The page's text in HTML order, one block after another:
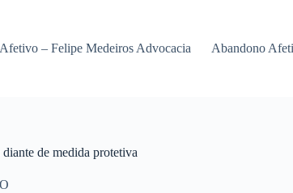
– Felipe Medeiros Advocacia Abandono
de medida protetiva